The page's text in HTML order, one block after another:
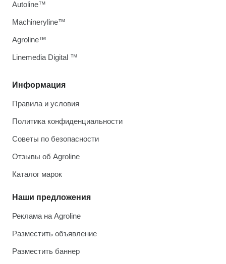
Информация
Правила и условия
Политика конфиденциальности
Советы по безопасности
Отзывы об Agroline
Каталог марок
Наши предложения
Реклама на Agroline
Разместить объявление
Разместить баннер
Autoline™
Machineryline™
Agroline™
Linemedia Digital ™